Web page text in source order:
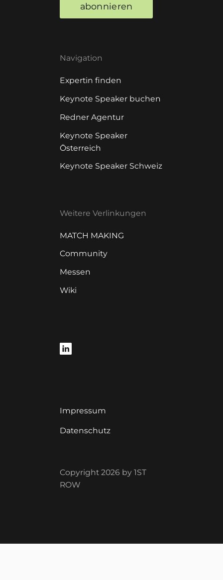
abonnieren
Navigation
Expertin finden
Keynote Speaker buchen
Redner Agentur
Keynote Speaker
Österreich
Keynote Speaker Schweiz
Weitere Verlinkungen
MATCH MAKING
Community
Messen
Wiki
Impressum
Datenschutz
Copyright 2026 by 1ST
ROW